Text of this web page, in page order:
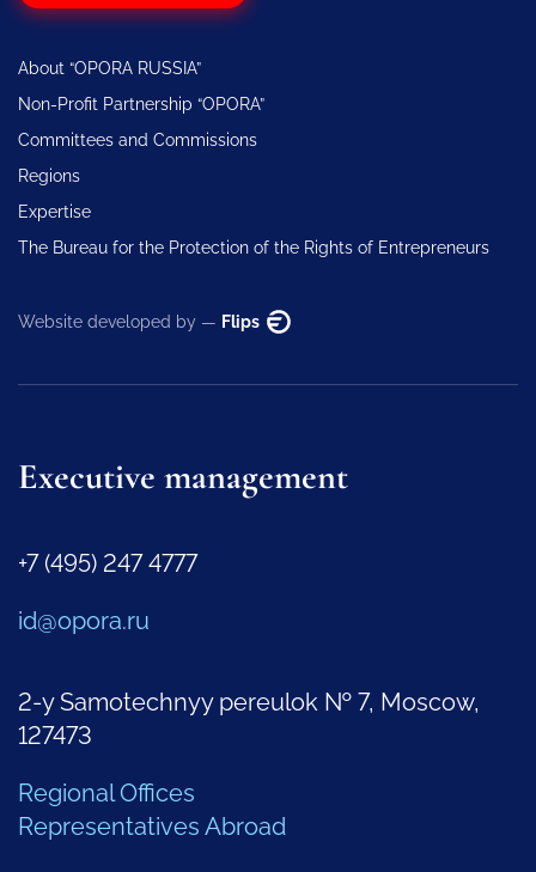
About “OPORA RUSSIA”
Non-Profit Partnership “OPORA”
Committees and Commissions
Regions
Expertise
The Bureau for the Protection of the Rights of Entrepreneurs
Website developed by — Flips
Executive management
+7 (495) 247 4777
id@opora.ru
2-y Samotechnyy pereulok № 7, Moscow,
127473
Regional Offices
Representatives Abroad